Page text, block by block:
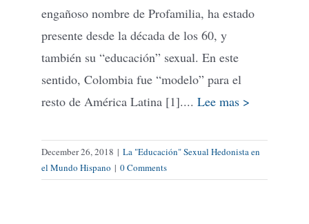
engañoso nombre de Profamilia, ha estado
presente desde la década de los 60, y
también su “educación” sexual. En este
sentido, Colombia fue “modelo” para el
resto de América Latina [1].... Lee mas >
December 26, 2018 | La "Educación" Sexual Hedonista en
el Mundo Hispano | 0 Comments